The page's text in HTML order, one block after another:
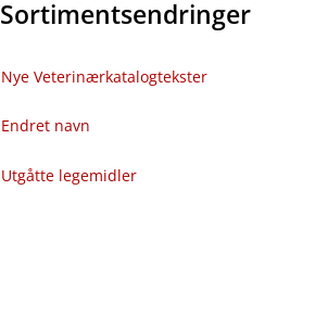
Sortimentsendringer
Nye Veterinærkatalogtekster
Endret navn
Utgåtte legemidler